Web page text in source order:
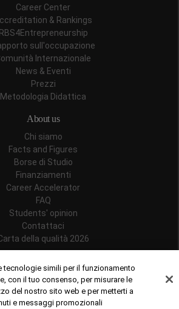
Career Center
& Rankings
RBS4Entrepreneurship
sull'occupazione
Internazionale
News & Eventi
Prezzi
Metodologia Didattica
About us
Chi siamo
Facts and Figures
Borse di Studio
Finanziamenti
Career Accelerator
FAQ
Students' opinion
Contattaci
della qualità 2026
tecnologie simili per il funzionamento
con il tuo consenso, per misurare le
del nostro sito web e per metterti a
e messaggi promozionali